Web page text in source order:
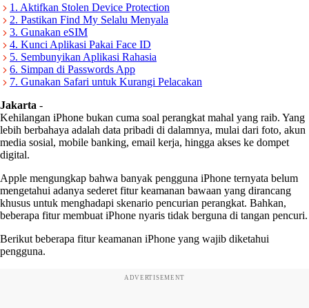
1. Aktifkan Stolen Device Protection
2. Pastikan Find My Selalu Menyala
3. Gunakan eSIM
4. Kunci Aplikasi Pakai Face ID
5. Sembunyikan Aplikasi Rahasia
6. Simpan di Passwords App
7. Gunakan Safari untuk Kurangi Pelacakan
Jakarta -
Kehilangan iPhone bukan cuma soal perangkat mahal yang raib. Yang
lebih berbahaya adalah data pribadi di dalamnya, mulai dari foto, akun
media sosial, mobile banking, email kerja, hingga akses ke dompet
digital.
Apple mengungkap bahwa banyak pengguna iPhone ternyata belum
mengetahui adanya sederet fitur keamanan bawaan yang dirancang
khusus untuk menghadapi skenario pencurian perangkat. Bahkan,
beberapa fitur membuat iPhone nyaris tidak berguna di tangan pencuri.
Berikut beberapa fitur keamanan iPhone yang wajib diketahui
pengguna.
ADVERTISEMENT